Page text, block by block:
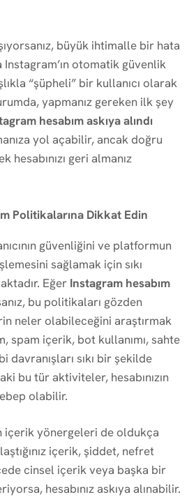
büyük ihtimalle bir hata
Instagram’ın otomatik güvenlik
“şüpheli” bir kullanıcı olarak
yapmanız gereken ilk şey
hesabım askıya alındı
yol açabilir, ancak doğru
hesabınızı geri almanız
Politikalarına Dikkat Edin
güvenliğini ve platformun
sağlamak için sıkı
Eğer Instagram hesabım
bu politikaları gözden
neler olabileceğini araştırmak
spam içerik, bot kullanımı, sahte
davranışları sıkı bir şekilde
bu tür aktiviteler, hesabınızın
olabilir.
içerik yönergeleri de oldukça
içerik, şiddet, nefret
cinsel içerik veya başka bir
hesabınız askıya alınabilir.